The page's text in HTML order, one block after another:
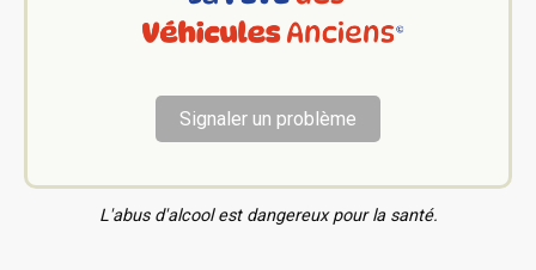
Signaler un problème
L'abus d'alcool est dangereux pour la santé.